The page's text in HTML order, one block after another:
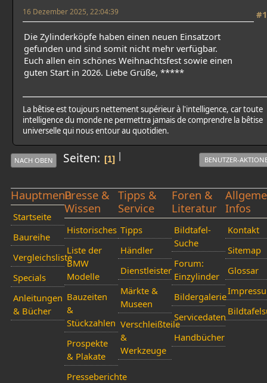
#1
16 Dezember 2025, 22:04:39
Die Zylinderköpfe haben einen neuen Einsatzort
gefunden und sind somit nicht mehr verfügbar.
Euch allen ein schönes Weihnachtsfest sowie einen
guten Start in 2026. Liebe Grüße, *****
La bêtise est toujours nettement supérieur à l'intelligence, car toute
intelligence du monde ne permettra jamais de comprendre la bêtise
universelle qui nous entour au quotidien.
|
NACH OBEN Seiten 1 BENUTZER-
Hauptmenü
Startseite
Baureihe
Vergleichsliste
Specials
Anleitungen
& Bücher
Presse &
Wissen
Historisches
Liste der
BMW
Modelle
Bauzeiten
&
Stückzahlen
Prospekte
& Plakate
Presseberichte
Tipps &
Service
Tipps
Händler
Dienstleister
Märkte &
Museen
Verschleißteile
&
Werkzeuge
Foren &
Literatur
Bildtafel-
Suche
Forum:
Einzylinder
Bildergalerie
Servicedaten
Handbücher
Infos
Kontakt
Sitemap
Glossar